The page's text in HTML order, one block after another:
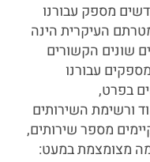
מספק עבורנו
העיקרית הינה
שונים הקשורים
עבורנו
בפרט,
ורשימת השירותים
מספר שירותים,
מצומצמת במעט: